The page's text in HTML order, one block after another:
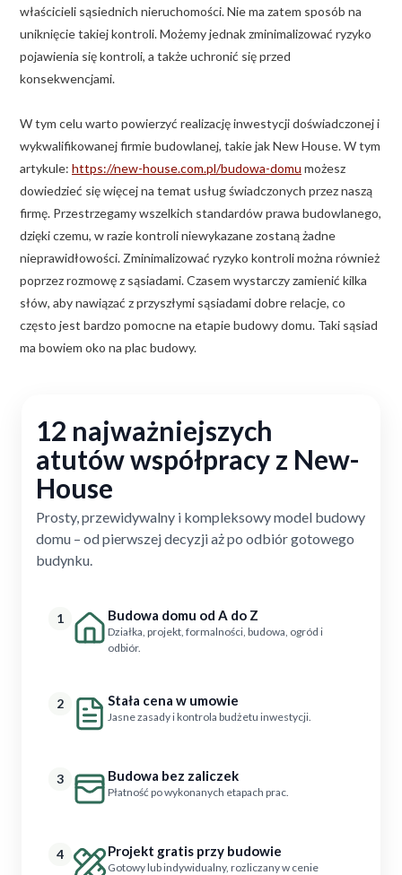
właścicieli sąsiednich nieruchomości. Nie ma zatem sposób na
uniknięcie takiej kontroli. Możemy jednak zminimalizować ryzyko
pojawienia się kontroli, a także uchronić się przed
konsekwencjami.
W tym celu warto powierzyć realizację inwestycji doświadczonej i
wykwalifikowanej firmie budowlanej, takie jak New House. W tym
artykule: https://new-house.com.pl/budowa-domu możesz
dowiedzieć się więcej na temat usług świadczonych przez naszą
firmę. Przestrzegamy wszelkich standardów prawa budowlanego,
dzięki czemu, w razie kontroli niewykazane zostaną żadne
nieprawidłowości. Zminimalizować ryzyko kontroli można również
poprzez rozmowę z sąsiadami. Czasem wystarczy zamienić kilka
słów, aby nawiązać z przyszłymi sąsiadami dobre relacje, co
często jest bardzo pomocne na etapie budowy domu. Taki sąsiad
ma bowiem oko na plac budowy.
12 najważniejszych
atutów współpracy z New-
House
Prosty, przewidywalny i kompleksowy model budowy
domu – od pierwszej decyzji aż po odbiór gotowego
budynku.
1 Budowa domu od A do Z
Działka, projekt, formalności, budowa, ogród i
odbiór.
2 Stała cena w umowie
Jasne zasady i kontrola budżetu inwestycji.
3 Budowa bez zaliczek
Płatność po wykonanych etapach prac.
4 Projekt gratis przy budowie
Gotowy lub indywidualny, rozliczany w cenie